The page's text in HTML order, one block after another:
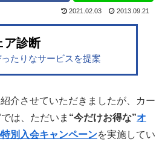
2021.02.03 2013.09.21
ア診断
たりなサービスを提案
介させていただきましたが、カー
は、ただいま “今だけお得な”オ
別入会キャンペーンを実施してい